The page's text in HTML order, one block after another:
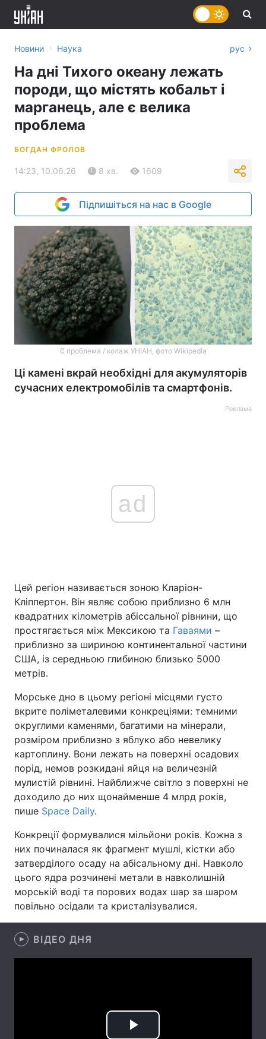
Головна
Україна Політика
Економіка Світ
Спорт Наука
Зброя Інциденти
Здоров'я Туризм
Цікавинки Погода
Регіони
Лонгріди
Відео з Youtube Статті
Інтерв'ю Думки
Архів Вакансії
Контакти
Послуги
Новини › Наука рус
На дні Тихого океану лежать
породи, що містять кобальт і
марганець, але є велика
проблема
БОГДАН ФРОЛОВ
14:23, 10.06.26 8 хв. 1609
Підпишіться на нас в Google
Є проблема / колаж УНІАН, фото Wikipedia
Ці камені вкрай необхідні для акумуляторів
сучасних електромобілів та смартфонів.
Реклама
ad
Цей регіон називається зоною Кларіон-
Кліппертон. Він являє собою приблизно 6 млн
квадратних кілометрів абіссальної рівнини, що
простягається між Мексикою та Гаваями –
приблизно за шириною континентальної частини
США, із середньою глибиною близько 5000
метрів.
Морське дно в цьому регіоні місцями густо
вкрите поліметалевими конкреціями: темними
округлими каменями, багатими на мінерали,
розміром приблизно з яблуко або невелику
картоплину. Вони лежать на поверхні осадових
порід, немов розкидані яйця на величезній
мулистій рівнині. Найближче світло з поверхні не
доходило до них щонайменше 4 млрд років,
пише Space Daily.
Конкреції формувалися мільйони років. Кожна з
них починалася як фрагмент мушлі, кістки або
затверділого осаду на абісальному дні. Навколо
цього ядра розчинені метали в навколишній
морській воді та порових водах шар за шаром
повільно осідали та кристалізувалися.
ВІДЕО ДНЯ